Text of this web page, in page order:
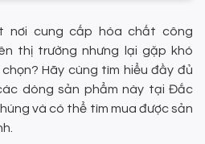
nơi cung cấp hóa chất công
thị trường nhưng lại gặp khó
Hãy cùng tìm hiểu đầy đủ
dòng sản phẩm này tại Đắc
và có thể tìm mua được sản